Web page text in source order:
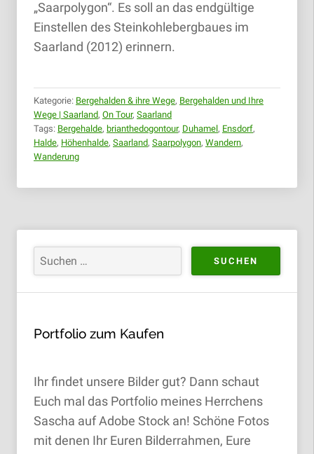
„Saarpolygon“. Es soll an das endgültige
Einstellen des Steinkohlebergbaues im
Saarland (2012) erinnern.
Kategorie: Bergehalden & ihre Wege, Bergehalden und Ihre
Wege | Saarland, On Tour, Saarland
Tags: Bergehalde, brianthedogontour, Duhamel, Ensdorf,
Halde, Höhenhalde, Saarland, Saarpolygon, Wandern,
Wanderung
Portfolio zum Kaufen
Ihr findet unsere Bilder gut? Dann schaut
Euch mal das Portfolio meines Herrchens
Sascha auf Adobe Stock an! Schöne Fotos
mit denen Ihr Euren Bilderrahmen, Eure